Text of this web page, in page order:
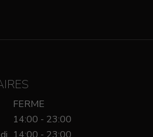
FERME
14:00 - 23:00